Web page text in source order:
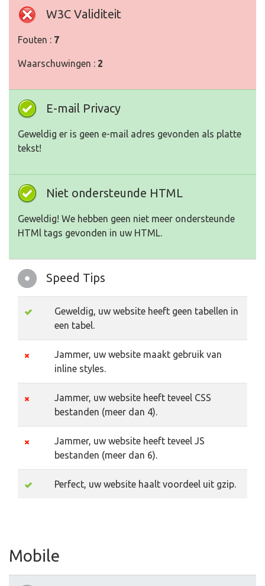
W3C Validiteit
Fouten : 7
Waarschuwingen : 2
E-mail Privacy
Geweldig er is geen e-mail adres gevonden als platte
tekst!
Niet ondersteunde HTML
Geweldig! We hebben geen niet meer ondersteunde
HTMl tags gevonden in uw HTML.
Speed Tips
Geweldig, uw website heeft geen tabellen in
een tabel.
Jammer, uw website maakt gebruik van
inline styles.
Jammer, uw website heeft teveel CSS
bestanden (meer dan 4).
Jammer, uw website heeft teveel JS
bestanden (meer dan 6).
Perfect, uw website haalt voordeel uit gzip.
Mobile